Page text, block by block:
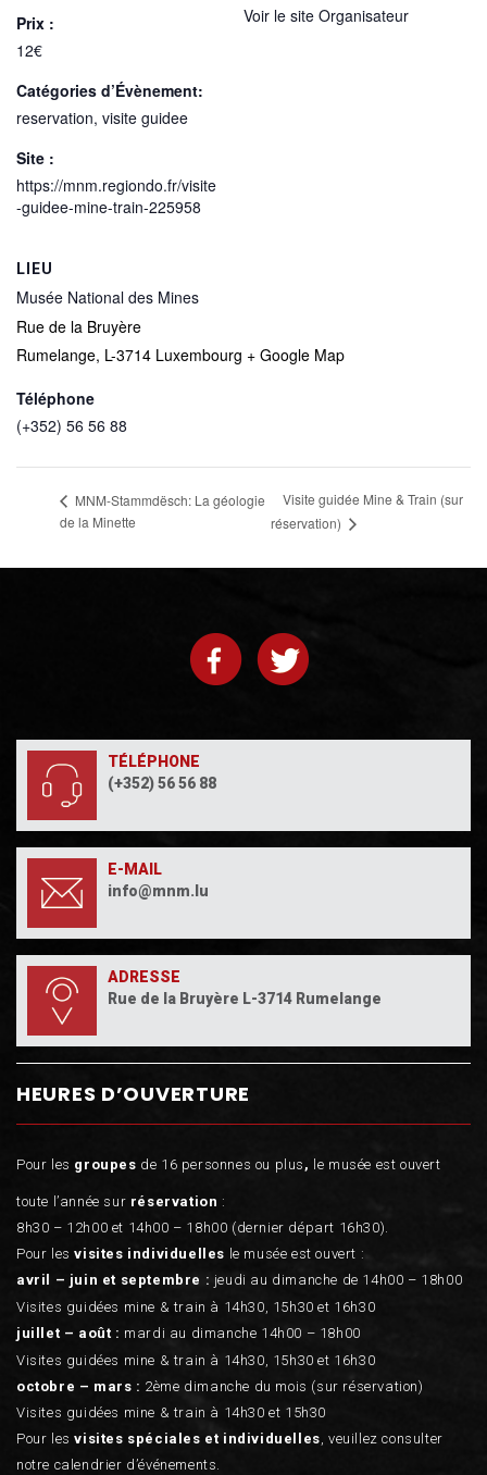
Prix :
12€
Catégories d’Évènement:
reservation, visite guidee
Site :
https://mnm.regiondo.fr/visite
-guidee-mine-train-225958
LIEU
Musée National des Mines
Rue de la Bruyère
Rumelange, L-3714 Luxembourg + Google Map
Téléphone
(+352) 56 56 88
Voir le site Organisateur
MNM-Stammdësch: La géologie
de la Minette
Visite guidée Mine & Train (sur
réservation)
TÉLÉPHONE
(+352) 56 56 88
E-MAIL
info@mnm.lu
ADRESSE
Rue de la Bruyère L-3714 Rumelange
HEURES D’OUVERTURE
Pour les groupes de 16 personnes ou plus , le musée est ouvert
toute l’année sur réservation :
8h30 – 12h00 et 14h00 – 18h00 (dernier départ 16h30).
Pour lesvisites individuelles le musée est ouvert :
avril – juin et septembre : jeudi au dimanche de 14h00 – 18h00
Visites guidées mine & train à 14h30, 15h30 et 16h30
juillet – août : mardi au dimanche 14h00 – 18h00
Visites guidées mine & train à 14h30, 15h30 et 16h30
octobre – mars : 2ème dimanche du mois (sur réservation)
Visites guidées mine & train à 14h30 et 15h30
Pour lesvisites spéciales et individuelles, veuillez consulter
notre calendrier d’événements.